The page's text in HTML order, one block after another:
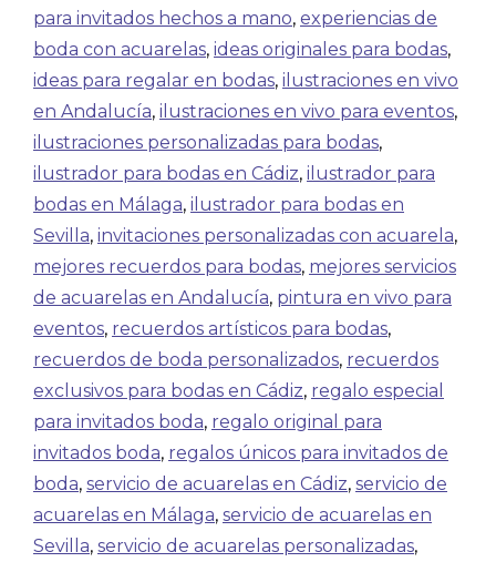
para invitados hechos a mano, experiencias de
boda con acuarelas, ideas originales para bodas,
ideas para regalar en bodas, ilustraciones en vivo
en Andalucía, ilustraciones en vivo para eventos,
ilustraciones personalizadas para bodas,
ilustrador para bodas en Cádiz, ilustrador para
bodas en Málaga, ilustrador para bodas en
Sevilla, invitaciones personalizadas con acuarela,
mejores recuerdos para bodas, mejores servicios
de acuarelas en Andalucía, pintura en vivo para
eventos, recuerdos artísticos para bodas,
recuerdos de boda personalizados, recuerdos
exclusivos para bodas en Cádiz, regalo especial
para invitados boda, regalo original para
invitados boda, regalos únicos para invitados de
boda, servicio de acuarelas en Cádiz, servicio de
acuarelas en Málaga, servicio de acuarelas en
Sevilla, servicio de acuarelas personalizadas,